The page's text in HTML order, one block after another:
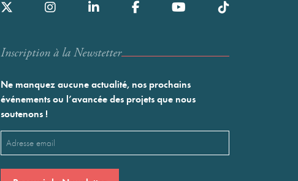
Inscription à la Newstetter
Ne manquez aucune actualité, nos prochains
événements ou l’avancée des projets que nous
soutenons !
Email
(Nécessaire)